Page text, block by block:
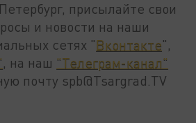
присылайте свои
и новости на наши
сетях "Вконтакте",
, на наш "Телеграм-канал"
почту spb@Tsargrad.TV